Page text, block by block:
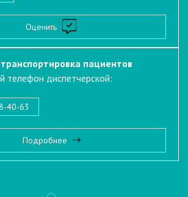
Оценить
пациентов
телефон диспетчерской:
40-63
Подробнее